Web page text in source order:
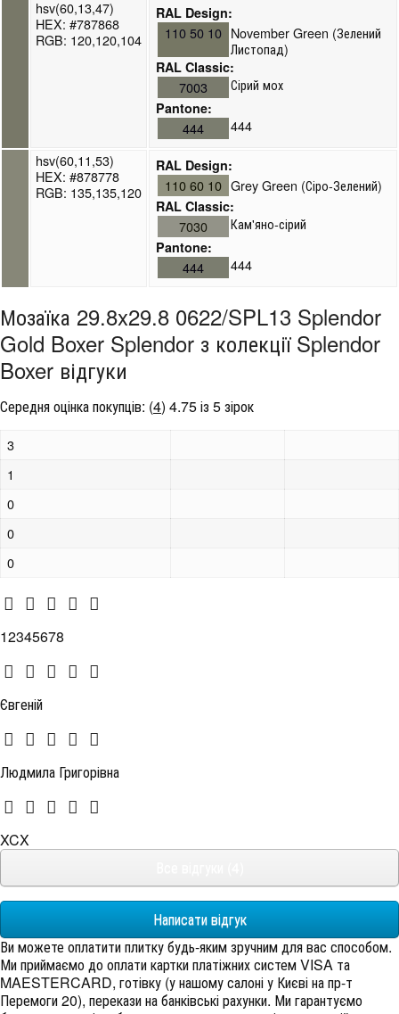
hsv(60,13,47)
HEX: #787868
RGB: 120,120,104
RAL Design:
110 50 10 November Green (Зелений
Листопад)
RAL Classic:
7003 Сірий мох
Pantone:
444
444
hsv(60,11,53)
HEX: #878778
RGB: 135,135,120
RAL Design:
110 60 10 Grey Green (Сіро-Зелений)
RAL Classic:
7030 Кам'яно-сірий
Pantone:
444 444
Мозаїка 29.8x29.8 0622/SPL13 Splendor
Gold Boxer Splendor з колекції Splendor
Boxer відгуки
Середня оцінка покупців: (4) 4.75 із 5 зірок
3
1
0
0
0
12345678
Євгеній
Людмила Григорівна
XCX
Написати відгук
Ви можете оплатити плитку будь-яким зручним для вас способом.
Ми приймаємо до оплати картки платіжних систем VISA та
MAESTERCARD, готівку (у нашому салоні у Києві на пр-т
Перемоги 20), перекази на банківські рахунки. Ми гарантуємо